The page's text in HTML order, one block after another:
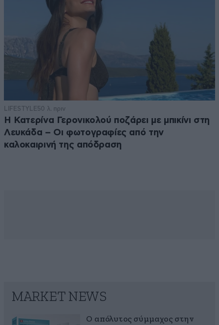
LIFESTYLE50 λ. πριν
Η Κατερίνα Γερονικολού ποζάρει με μπικίνι στη
Λευκάδα – Οι φωτογραφίες από την
καλοκαιρινή της απόδραση
MARKET NEWS
Ο απόλυτος σύμμαχος στην